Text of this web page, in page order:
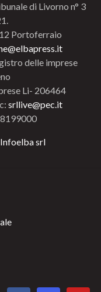
di Livorno n° 3
12 Portoferraio
delle imprese
Li- 206464
srllive@pec.it
Infoelba srl